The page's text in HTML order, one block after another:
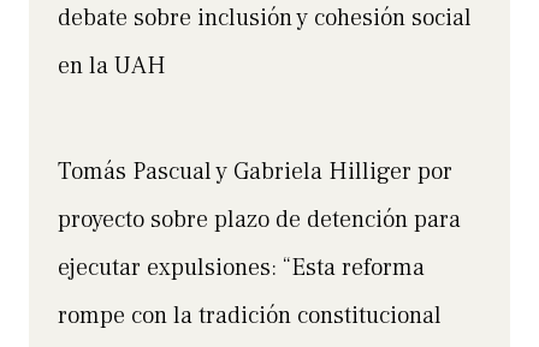
debate sobre inclusión y cohesión social
en la UAH
Tomás Pascual y Gabriela Hilliger por
proyecto sobre plazo de detención para
ejecutar expulsiones: “Esta reforma
rompe con la tradición constitucional